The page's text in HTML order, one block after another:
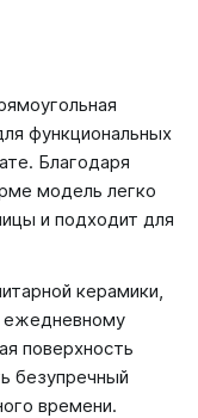
функциональных
Благодаря
модель легко
и подходит для
керамики,
ежедневному
поверхность
безупречный
времени.